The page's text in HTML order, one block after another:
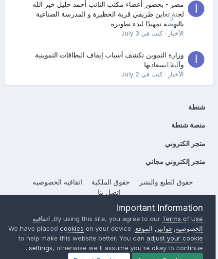
0
مصر - بحضور أعضاء مكتب النائب أحمد خليل خير الله
لجنة تعاين طريقي قرية الحظيرة و المدرسة الصناعية
بالنهضة تمهيدًا لبدء تطويره
الأخبار· كتب في July 3
0
وزارة التموين تكشف أسباب إيقاف البطاقات التموينية
وآلية استعادتها
الأخبار· كتب في July 2
شنطة
منصة شنطة
متجر الكتروني
متجر إلكتروني مجاني
حقوق الطبع والنشر حقوق الملكية
اتفاقيه الخصوصيه
إتصل بنا
Powered by Invision CommunityImportant Information
By using this site, you agree to ourTerms of Use
, اتفاقيه
الخصوصيه, قوانين الموقع, We have placed
cookies on your device
to help make this website better. You canadjust your cookie
settings , otherwise we'll assume you're okay to continue..